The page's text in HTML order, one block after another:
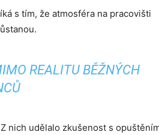
s tím, že atmosféra na pracovišti
REALITU BĚŽNÝCH
nich udělalo zkušenost s